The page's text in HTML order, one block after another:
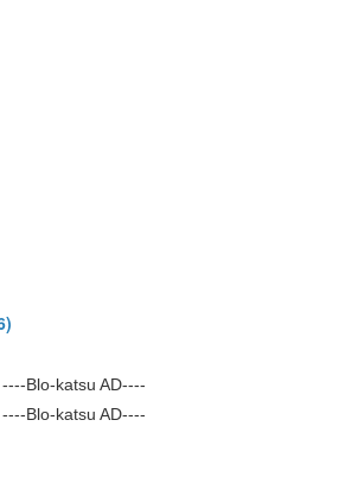
----Blo-katsu AD----
----Blo-katsu AD----